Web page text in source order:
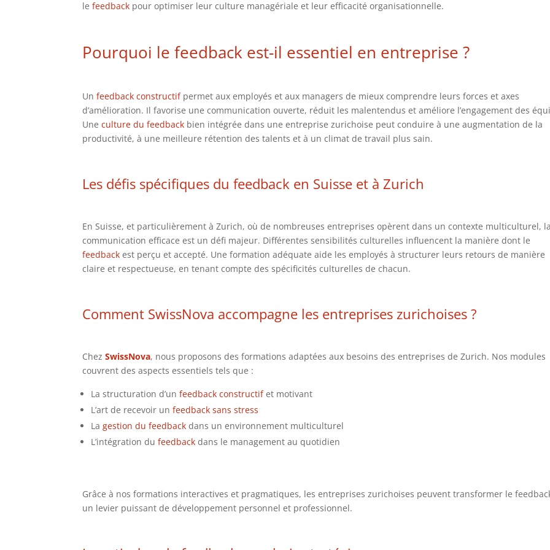
lefeedback pour optimiser leur culture managériale et leur efficacité organisationnelle.
Pourquoi lefeedback est-il essentiel en entreprise ?
Unfeedback constructifpermet aux employés et aux managers de mieux comprendre leurs forces et axes
d’amélioration. Il favorise une communication ouverte, réduit les malentendus et améliore l’engagement des
Uneculture du feedback bien intégrée dans une entreprise zurichoise peut conduire à une augmentation de la
productivité, à une meilleure rétention des talents et à un climat de travail plus sain.
Les défis spécifiques dufeedback en Suisse et à Zurich
En Suisse, et particulièrement à Zurich, où de nombreuses entreprises opèrent dans un contexte multiculturel,
communication efficace est un défi majeur. Différentes sensibilités culturelles influencent la manière dont le
feedback est perçu et accepté. Une formation adéquate aide les employés à structurer leurs retours de manière
claire et respectueuse, en tenant compte des spécificités culturelles de chacun.
Comment SwissNova accompagne les entreprises zurichoises ?
ChezSwissNova, nous proposons des formations adaptées aux besoins des entreprises de Zurich. Nos modules
couvrent des aspects essentiels tels que :
La structuration d’unfeedback constructifet motivant
L’art de recevoir unfeedback sans stress
Lagestion du feedback dans un environnement multiculturel
L’intégration dufeedback dans le management au quotidien
Grâce à nos formations interactives et pragmatiques, les entreprises zurichoises peuvent transformer le
un levier puissant de développement personnel et professionnel.